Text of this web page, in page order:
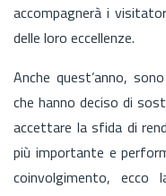
accompagnerà i
delle loro eccellenze.
Anche quest’anno,
che hanno deciso di
accettare la sfida di
più importante e
coinvolgimento,